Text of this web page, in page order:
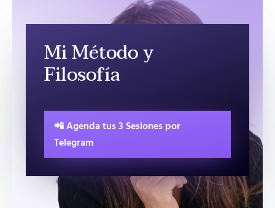
Mi Método y
Filosofía
📲 Agenda tus 3 Sesiones por
Telegram